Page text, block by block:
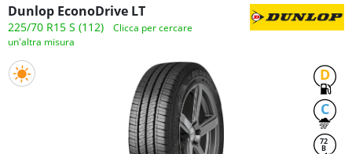
Dunlop EconoDrive LT
225/70 R15 S (112)
Clicca per cercare
un'altra misura
D
C
72
B